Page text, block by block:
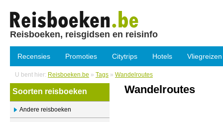
Reisboeken, reisgidsen en reisinfo
Recensies Promoties Citytrips Hotels Vliegreizen
U bent hier: Reisboeken.be » Tags » Wandelroutes
Soorten reisboeken
Andere reisboeken
Wandelroutes